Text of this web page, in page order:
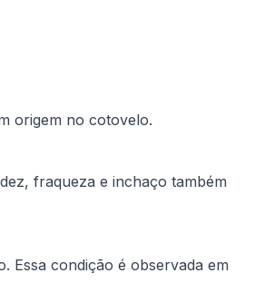
origem no cotovelo.
fraqueza e inchaço também
Essa condição é observada em